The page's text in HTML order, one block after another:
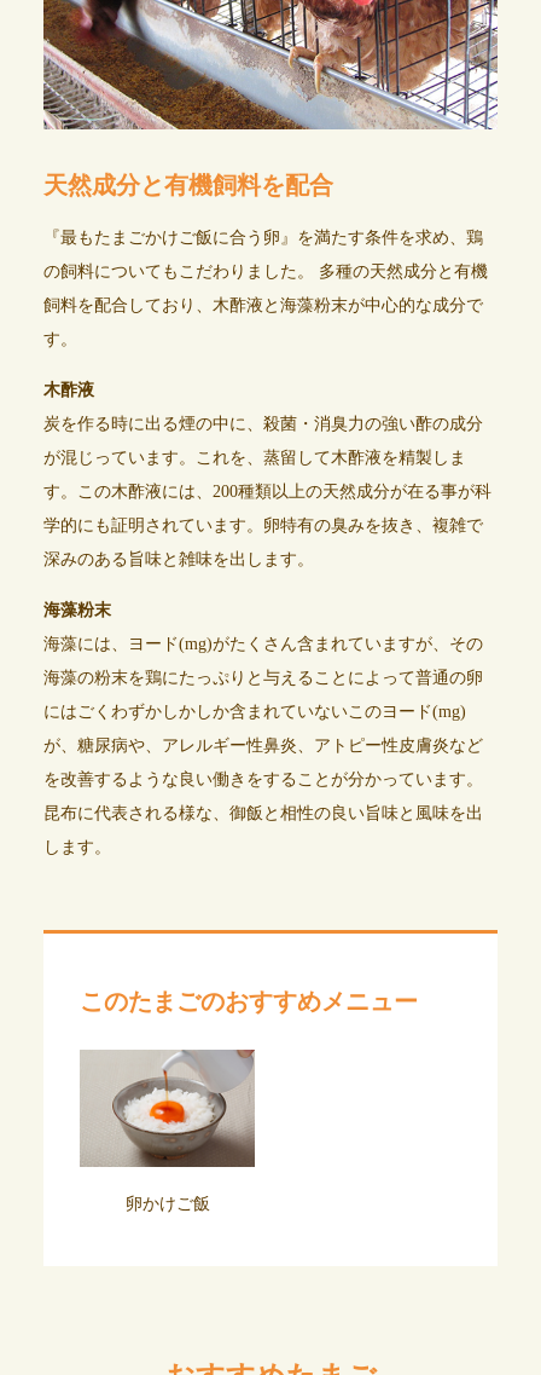
天然成分と有機飼料を配合
『最もたまごかけご飯に合う卵』を満たす条件を求め、鶏
の飼料についてもこだわりました。 多種の天然成分と有機
飼料を配合しており、木酢液と海藻粉末が中心的な成分で
す。
木酢液
炭を作る時に出る煙の中に、殺菌・消臭力の強い酢の成分
が混じっています。これを、蒸留して木酢液を精製しま
す。この木酢液には、200種類以上の天然成分が在る事が科
学的にも証明されています。卵特有の臭みを抜き、複雑で
深みのある旨味と雑味を出します。
海藻粉末
海藻には、ヨード(mg)がたくさん含まれていますが、その
海藻の粉末を鶏にたっぷりと与えることによって普通の卵
にはごくわずかしかしか含まれていないこのヨード(mg)
が、糖尿病や、アレルギー性鼻炎、アトピー性皮膚炎など
を改善するような良い働きをすることが分かっています。
昆布に代表される様な、御飯と相性の良い旨味と風味を出
します。
このたまごのおすすめメニュー
卵かけご飯